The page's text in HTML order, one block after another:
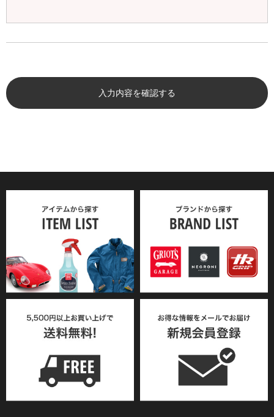
入力内容を確認する